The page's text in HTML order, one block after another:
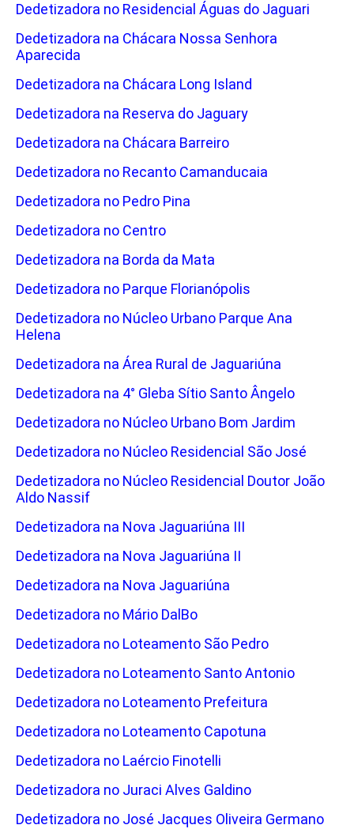
Dedetizadora no Residencial Águas do Jaguari
Dedetizadora na Chácara Nossa Senhora
Aparecida
Dedetizadora na Chácara Long Island
Dedetizadora na Reserva do Jaguary
Dedetizadora na Chácara Barreiro
Dedetizadora no Recanto Camanducaia
Dedetizadora no Pedro Pina
Dedetizadora no Centro
Dedetizadora na Borda da Mata
Dedetizadora no Parque Florianópolis
Dedetizadora no Núcleo Urbano Parque Ana
Helena
Dedetizadora na Área Rural de Jaguariúna
Dedetizadora na 4° Gleba Sítio Santo Ângelo
Dedetizadora no Núcleo Urbano Bom Jardim
Dedetizadora no Núcleo Residencial São José
Dedetizadora no Núcleo Residencial Doutor João
Aldo Nassif
Dedetizadora na Nova Jaguariúna III
Dedetizadora na Nova Jaguariúna II
Dedetizadora na Nova Jaguariúna
Dedetizadora no Mário DalBo
Dedetizadora no Loteamento São Pedro
Dedetizadora no Loteamento Santo Antonio
Dedetizadora no Loteamento Prefeitura
Dedetizadora no Loteamento Capotuna
Dedetizadora no Laércio Finotelli
Dedetizadora no Juraci Alves Galdino
Dedetizadora no José Jacques Oliveira Germano